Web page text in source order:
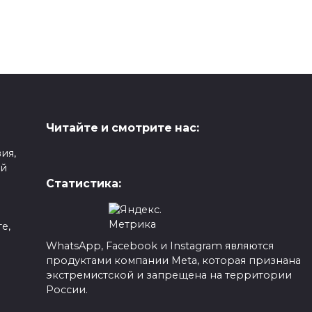
Читайте и смотрите нас:
Статистика:
WhatsApp, Facebook и Instagram являются
продуктами компании Meta, которая признана
экстремистской и запрещена на территории
России.